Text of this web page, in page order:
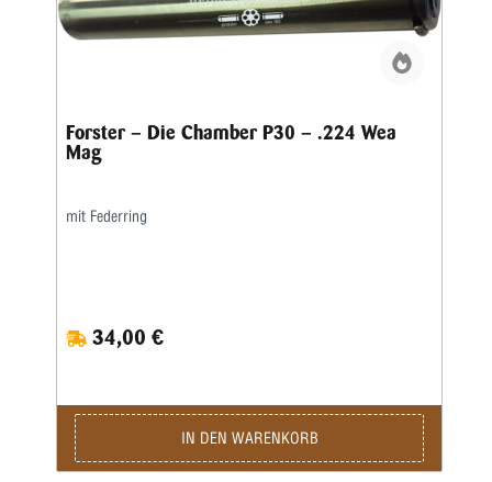
Forster – Die Chamber P30 – .224 Wea
Mag
mit Federring
34,00 €
IN DEN WARENKORB